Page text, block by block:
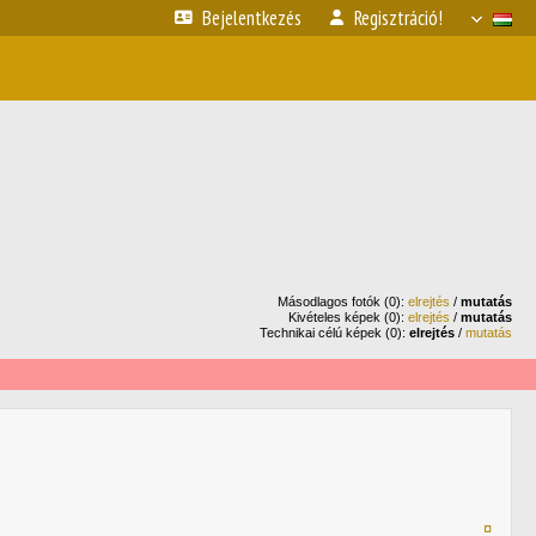
Bejelentkezés Regisztráció!
Másodlagos fotók (0): elrejtés / mutatás
Kivételes képek (0): elrejtés / mutatás
Technikai célú képek (0): elrejtés / mutatás
¤